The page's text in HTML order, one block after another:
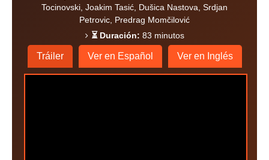
Tocinovski, Joakim Tasić, Dušica Nastova, Srdjan
Petrovic, Predrag Momčilović
⏳ Duración: 83 minutos
Tráiler Ver en Español Ver en Inglés